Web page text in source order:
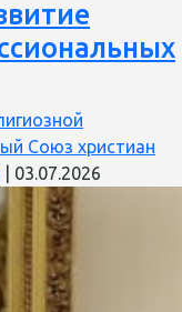
семьи,
Союз христиан
03.07.2026